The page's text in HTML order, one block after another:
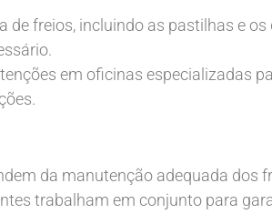
de freios, incluindo as pastilhas e os
em oficinas especializadas
da manutenção adequada dos
trabalham em conjunto para